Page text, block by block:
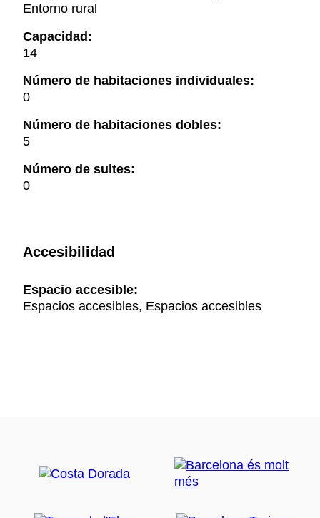
Entorno rural
Capacidad:
14
Número de habitaciones individuales:
0
Número de habitaciones dobles:
5
Número de suites:
0
Accesibilidad
Espacio accesible:
Espacios accesibles, Espacios accesibles